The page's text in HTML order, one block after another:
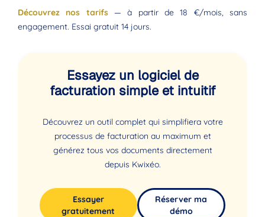
Découvrez nos tarifs— à partir de 18 €/mois, sans
engagement. Essai gratuit 14 jours.
Essayez un logiciel de
facturation simple et intuitif
Découvrez un outil complet qui simplifiera votre
processus de facturation au maximum et
générez tous vos documents directement
depuis Kwixéo.
Essayer
gratuitement
Réserver ma
démo